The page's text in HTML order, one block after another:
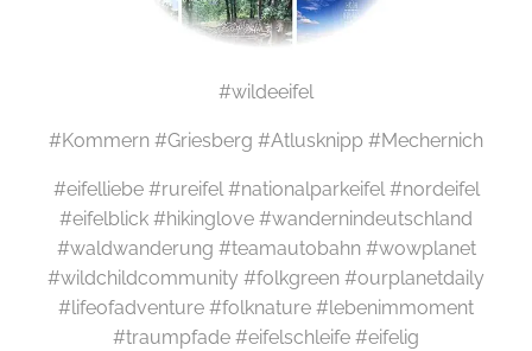
#wildeeifel
#Kommern #Griesberg #Atlusknipp #Mechernich
#eifelliebe #rureifel #nationalparkeifel #nordeifel
#eifelblick #hikinglove #wandernindeutschland
#waldwanderung #teamautobahn #wowplanet
#wildchildcommunity #folkgreen #ourplanetdaily
#lifeofadventure #folknature #lebenimmoment
#traumpfade #eifelschleife #eifelig